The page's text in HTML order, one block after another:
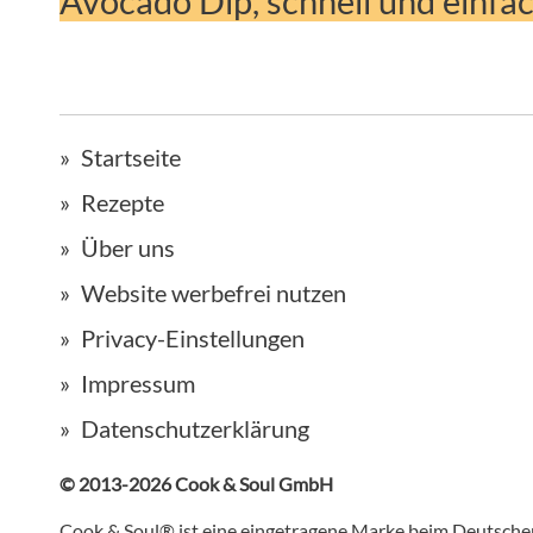
Startseite
Rezepte
Über uns
Website werbefrei nutzen
Privacy-Einstellungen
Impressum
Datenschutzerklärung
© 2013-2026 Cook & Soul GmbH